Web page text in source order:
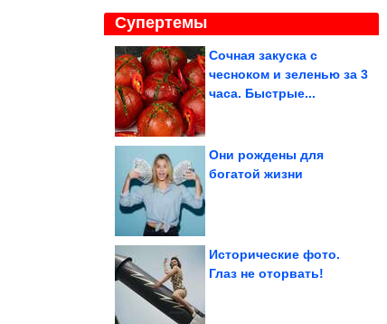
Супертемы
3 роковых знака
Сочная закуска с
чесноком и зеленью за 3
часа. Быстрые...
Они рождены для
богатой жизни
Исторические фото.
Глаз не оторвать!